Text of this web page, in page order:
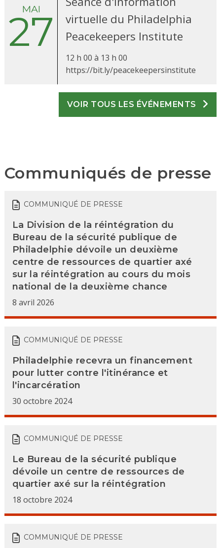
MAI
27
virtuelle du Philadelphia
Peacekeepers Institute
12 h 00 à 13 h 00
https://bit.ly/peacekeepersinstitute
VOIR TOUS LES ÉVÉNEMENTS
Communiqués de presse
COMMUNIQUÉ DE PRESSE
La Division de la réintégration du
Bureau de la sécurité publique de
Philadelphie dévoile un deuxième
centre de ressources de quartier axé
sur la réintégration au cours du mois
national de la deuxième chance
8 avril 2026
COMMUNIQUÉ DE PRESSE
Philadelphie recevra un financement
pour lutter contre l'itinérance et
l'incarcération
30 octobre 2024
COMMUNIQUÉ DE PRESSE
Le Bureau de la sécurité publique
dévoile un centre de ressources de
quartier axé sur la réintégration
18 octobre 2024
COMMUNIQUÉ DE PRESSE